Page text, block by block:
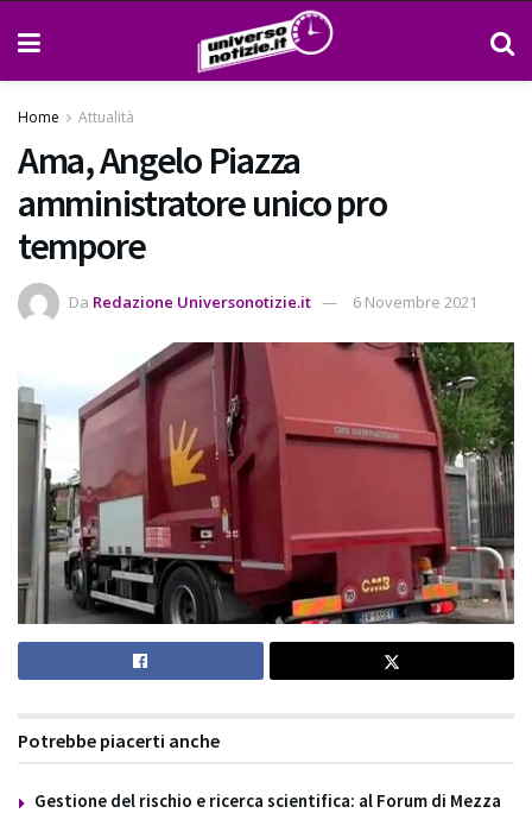
Home Attualità
Ama, Angelo Piazza
amministratore unico pro
tempore
Da Redazione Universonotizie.it 6 Novembre 2021
Potrebbe piacerti anche
Gestione del rischio e ricerca scientifica: al Forum di Mezza